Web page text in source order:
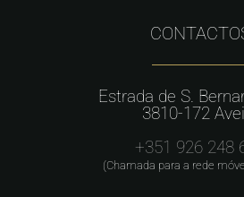
Estrada de S.
3810-172
+351 926 248
(Chamada para a rede